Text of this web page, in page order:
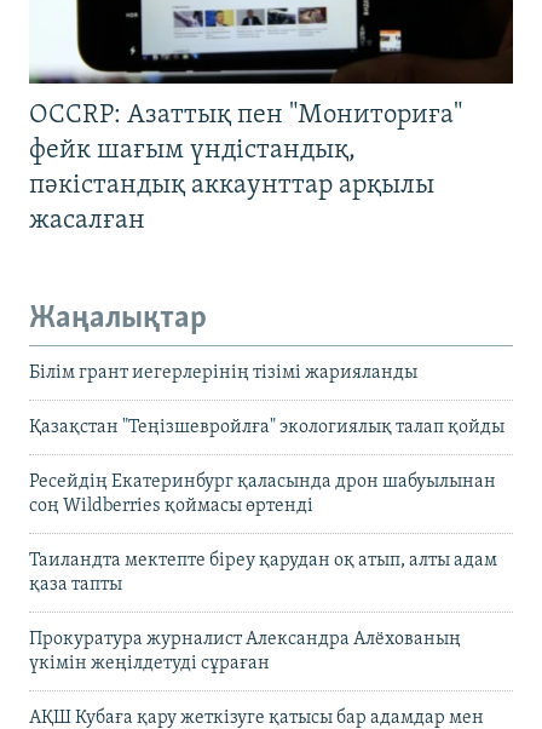
OCCRP: Азаттық пен "Мониториға"
фейк шағым үндістандық,
пәкістандық аккаунттар арқылы
жасалған
Жаңалықтар
Білім грант иегерлерінің тізімі жарияланды
Қазақстан "Теңізшевройлға" экологиялық талап қойды
Ресейдің Екатеринбург қаласында дрон шабуылынан
соң Wildberries қоймасы өртенді
Таиландта мектепте біреу қарудан оқ атып, алты адам
қаза тапты
Прокуратура журналист Александра Алёхованың
үкімін жеңілдетуді сұраған
АҚШ Кубаға қару жеткізуге қатысы бар адамдар мен